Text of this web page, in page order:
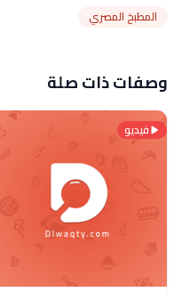
المطبخ المصري
وصفات ذات صلة
فيديو